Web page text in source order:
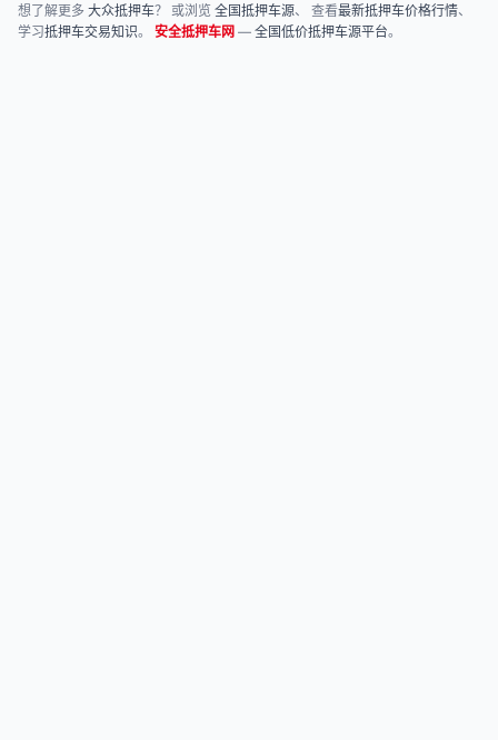
想了解更多 大众抵押车？ 或浏览 全国抵押车源、 查看最新抵押车价格行情、
学习抵押车交易知识。 安全抵押车网 — 全国低价抵押车源平台。